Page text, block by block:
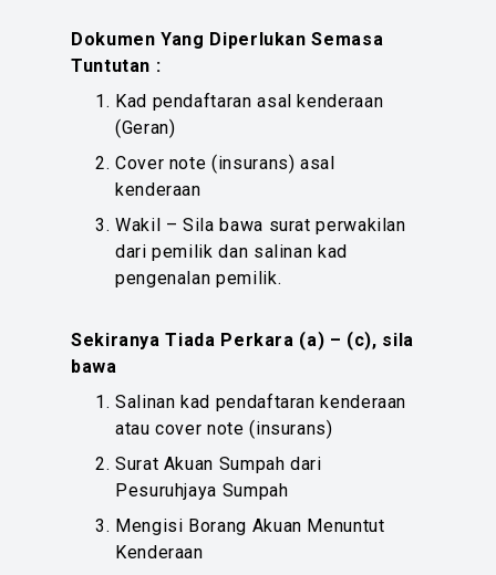
Dokumen Yang Diperlukan Semasa
Tuntutan :
Kad pendaftaran asal kenderaan
(Geran)
Cover note (insurans) asal
kenderaan
Wakil – Sila bawa surat perwakilan
dari pemilik dan salinan kad
pengenalan pemilik.
Sekiranya Tiada Perkara (a) – (c), sila
bawa
Salinan kad pendaftaran kenderaan
atau cover note (insurans)
Surat Akuan Sumpah dari
Pesuruhjaya Sumpah
Mengisi Borang Akuan Menuntut
Kenderaan